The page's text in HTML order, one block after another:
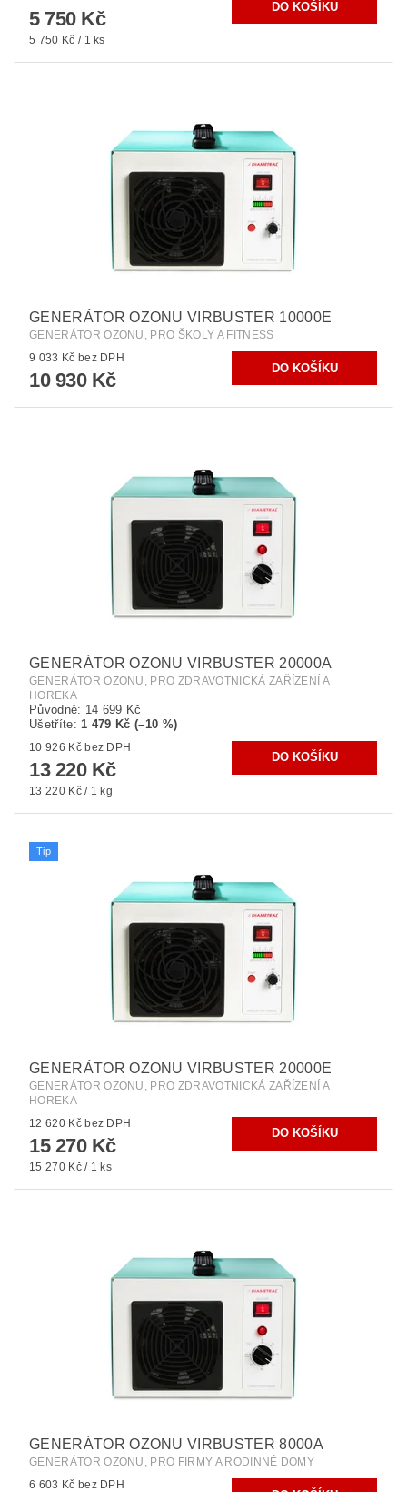
5 750 Kč
5 750 Kč / 1 ks
GENERÁTOR OZONU VIRBUSTER 10000E
GENERÁTOR OZONU, PRO ŠKOLY A FITNESS
9 033 Kč bez DPH
10 930 Kč
GENERÁTOR OZONU VIRBUSTER 20000A
GENERÁTOR OZONU, PRO ZDRAVOTNICKÁ ZAŘÍZENÍ A
HOREKA
Původně: 14 699 Kč
Ušetříte: 1 479 Kč (–10 %)
10 926 Kč bez DPH
13 220 Kč
13 220 Kč / 1 kg
Tip
GENERÁTOR OZONU VIRBUSTER 20000E
GENERÁTOR OZONU, PRO ZDRAVOTNICKÁ ZAŘÍZENÍ A
HOREKA
12 620 Kč bez DPH
15 270 Kč
15 270 Kč / 1 ks
GENERÁTOR OZONU VIRBUSTER 8000A
GENERÁTOR OZONU, PRO FIRMY A RODINNÉ DOMY
6 603 Kč bez DPH